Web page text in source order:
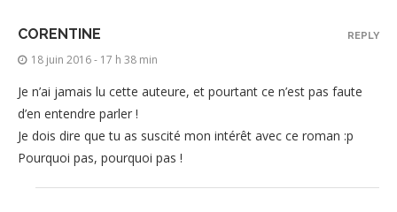
CORENTINE
18 juin 2016 - 17 h 38 min
Je n’ai jamais lu cette auteure, et pourtant ce n’est pas faute
d’en entendre parler !
Je dois dire que tu as suscité mon intérêt avec ce roman :p
Pourquoi pas, pourquoi pas !
REPLY